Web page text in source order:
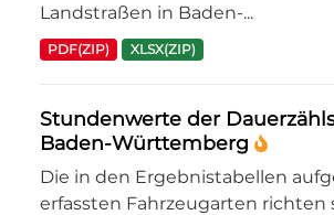
Landstraßen in Baden-...
PDF(ZIP) XLSX(ZIP)
Stundenwerte der
Baden-Württemberg
Die in den Ergebnistabellen
erfassten Fahrzeugarten richten